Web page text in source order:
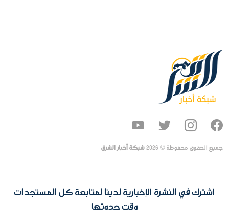
جميع الحقوق محفوظة © 2026شبكة أخبار الشرق
اشترك في النشرة الإخبارية لدينا لمتابعة كل المستجدات